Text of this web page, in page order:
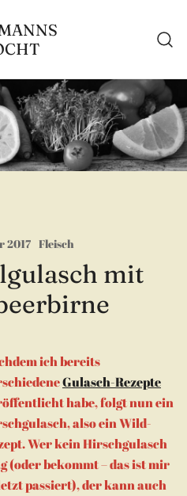
2017 Fleisch
mit
ich bereits
Gulasch-Rezepte
habe, folgt nun ein
also ein Wild-
Wer kein Hirschgulasch
(oder bekommt – das ist mir
passiert), der kann auch